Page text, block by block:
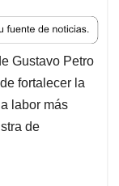
Gustavo Petro
fortalecer la
labor más
de